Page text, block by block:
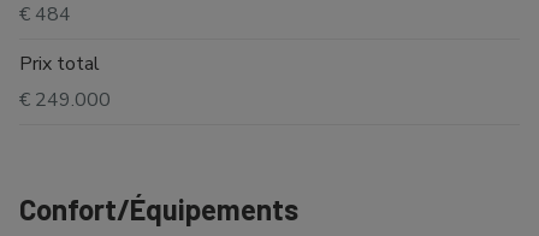
€ 484
Prix total
€ 249.000
Confort/Équipements